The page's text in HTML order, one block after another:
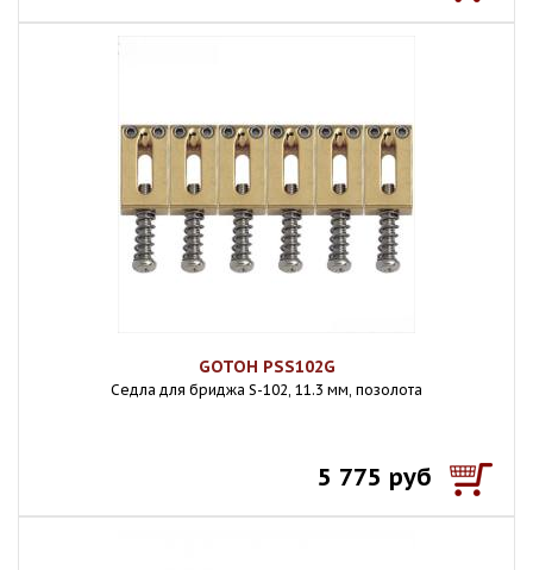
GOTOH PSS102G
Седла для бриджа S-102, 11.3 мм, позолота
5 775 руб